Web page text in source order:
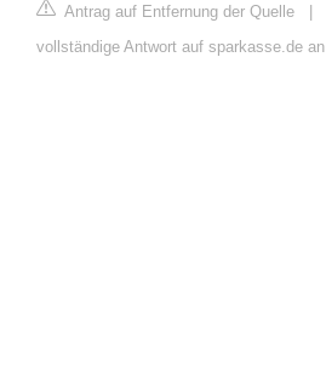
Antrag auf Entfernung der Quelle |
vollständige Antwort auf sparkasse.de an